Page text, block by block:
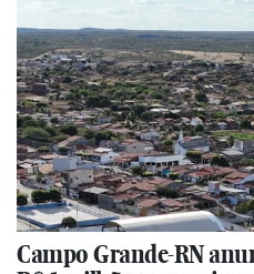
Campo Grande-RN